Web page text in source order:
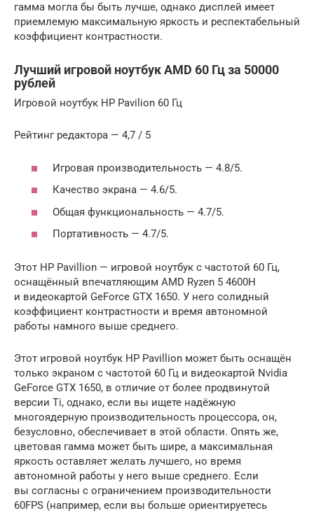
гамма могла бы быть лучше, однако дисплей имеет
приемлемую максимальную яркость и респектабельный
коэффициент контрастности.
Лучший игровой ноутбук AMD 60 Гц за 50000
рублей
Игровой ноутбук HP Pavilion 60 Гц
Рейтинг редактора — 4,7 / 5
Игровая производительность — 4.8/5.
Качество экрана — 4.6/5.
Общая функциональность — 4.7/5.
Портативность — 4.7/5.
Этот HP Pavillion — игровой ноутбук с частотой 60 Гц,
оснащённый впечатляющим AMD Ryzen 5 4600H
и видеокартой GeForce GTX 1650. У него солидный
коэффициент контрастности и время автономной
работы намного выше среднего.
Этот игровой ноутбук HP Pavillion может быть оснащён
только экраном с частотой 60 Гц и видеокартой Nvidia
GeForce GTX 1650, в отличие от более продвинутой
версии Ti, однако, если вы ищете надёжную
многоядерную производительность процессора, он,
безусловно, обеспечивает в этой области. Опять же,
цветовая гамма может быть шире, а максимальная
яркость оставляет желать лучшего, но время
автономной работы у него выше среднего. Если
вы согласны с ограничением производительности
60FPS (например, если вы больше ориентируетесь